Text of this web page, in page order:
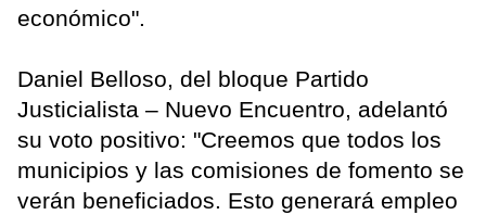
económico".
Daniel Belloso, del bloque Partido
Justicialista – Nuevo Encuentro, adelantó
su voto positivo: "Creemos que todos los
municipios y las comisiones de fomento se
verán beneficiados. Esto generará empleo